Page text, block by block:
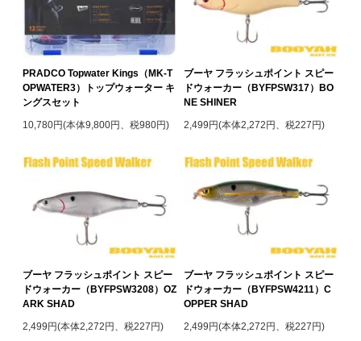
PRADCO Topwater Kings（MK-T
OPWATER3）トップウォーター キ
ングスセット
10,780円(本体9,800円、税980円)
ブーヤ フラッシュポイント スピー
ドウォーカー（BYFPSW317）BO
NE SHINER
2,499円(本体2,272円、税227円)
ブーヤ フラッシュポイント スピー
ドウォーカー（BYFPSW3208）OZ
ARK SHAD
2,499円(本体2,272円、税227円)
ブーヤ フラッシュポイント スピー
ドウォーカー（BYFPSW4211）C
OPPER SHAD
2,499円(本体2,272円、税227円)